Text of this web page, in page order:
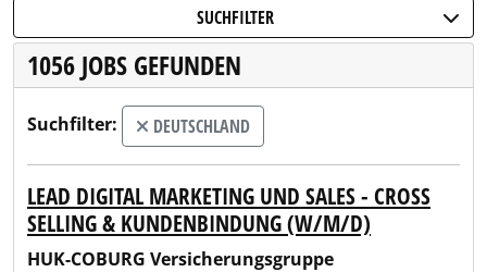
SUCHFILTER
1056 JOBS GEFUNDEN
Suchfilter: DEUTSCHLAND
LEAD DIGITAL MARKETING UND SALES - CROSS
SELLING & KUNDENBINDUNG (W/M/D)
HUK-COBURG Versicherungsgruppe